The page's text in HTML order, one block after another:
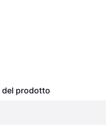
del prodotto